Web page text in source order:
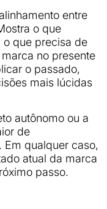
entre
o que
que precisa de
no presente
o passado,
mais lúcidas
autônomo ou a
de
. Em qualquer caso,
atual da marca
passo.